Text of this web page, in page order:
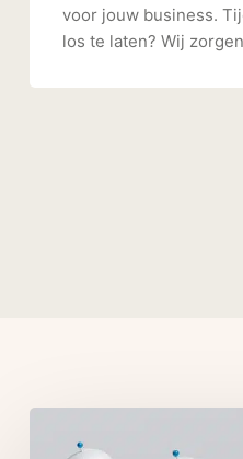
voor jouw business.
los te laten? Wij
commerce